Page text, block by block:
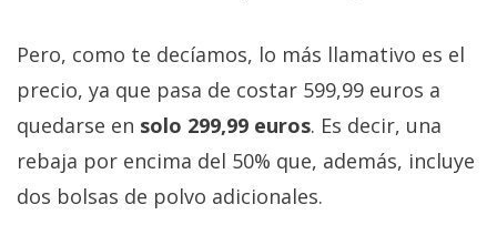
Pero, como te decíamos, lo más llamativo es el
precio, ya que pasa de costar 599,99 euros a
quedarse en solo 299,99 euros. Es decir, una
rebaja por encima del 50% que, además, incluye
dos bolsas de polvo adicionales.